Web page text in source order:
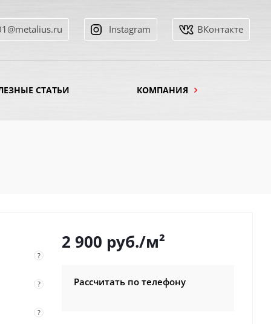
Instagram ВКонтакте
СТАТЬИ КОМПАНИЯ
?
?
?
2 900 руб./м²
Рассчитать по телефону